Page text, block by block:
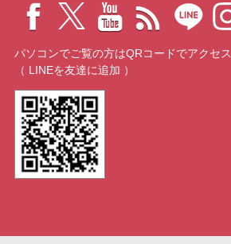
パソコンでご覧の方はQRコードでアクセス
（ LINEを友達に追加 ）